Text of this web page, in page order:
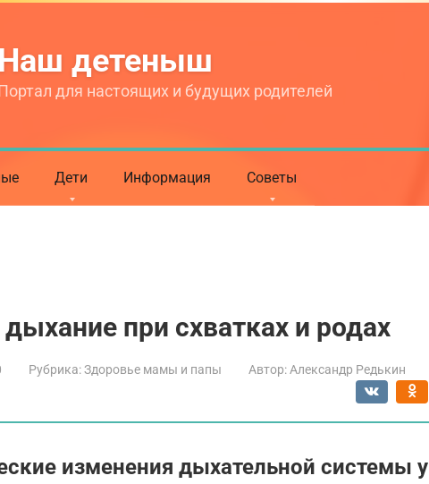
Наш детеныш
для настоящих и будущих родителей
Дети Информация Советы
при схватках и родах
Рубрика:Здоровье мамы и папы Автор: Александр Редькин
изменения дыхательной системы у